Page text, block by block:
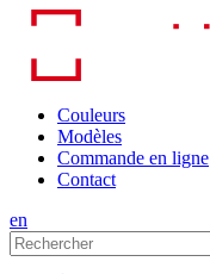
Skip
content
Couleurs
Modèles
Commande en ligne
Contact
en